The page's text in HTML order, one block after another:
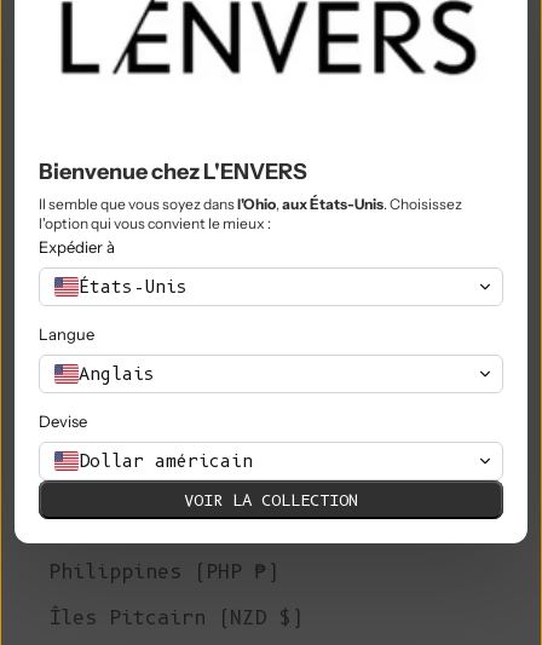
Nigeria (NGN ₦)
Niue (NZD $)
Macédoine du Nord (MKD ден)
Norvège (EUR €)
Oman (EUR €)
Pakistan (PKR ₨)
Territoires palestiniens (ILS ₪)
Panama (USD $)
Papouasie-Nouvelle-Guinée (PGK K)
Paraguay (PYG ₲)
Pérou (PEN S/)
Philippines (PHP ₱)
Îles Pitcairn (NZD $)
Bienvenue chez L'ENVERS
Il semble que vous soyez dansl'Ohio, aux États-Unis. Choisissez
l'option qui vous convient le mieux :
Expédier à
États-Unis
Langue
Anglais
Devise
Dollar américain
VOIR LA COLLECTION